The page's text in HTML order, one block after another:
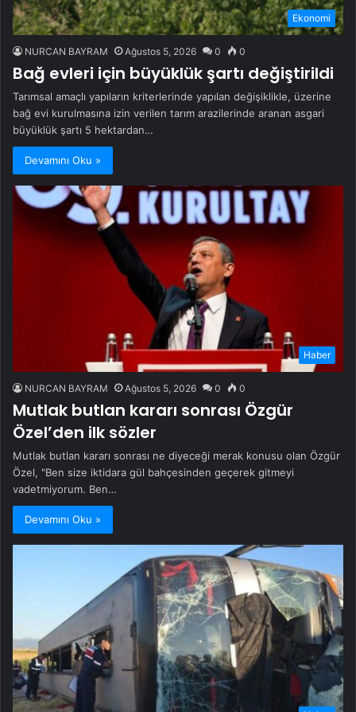
Ekonomi
NURCAN BAYRAM Ağustos 5, 2026 0 0
Bağ evleri için büyüklük şartı değiştirildi
Tarımsal amaçlı yapıların kriterlerinde yapılan değişiklikle, üzerine
bağ evi kurulmasına izin verilen tarım arazilerinde aranan asgari
büyüklük şartı 5 hektardan…
Devamını Oku »
Haber
NURCAN BAYRAM Ağustos 5, 2026 0 0
Mutlak butlan kararı sonrası Özgür
Özel’den ilk sözler
Mutlak butlan kararı sonrası ne diyeceği merak konusu olan Özgür
Özel, "Ben size iktidara gül bahçesinden geçerek gitmeyi
vadetmiyorum. Ben…
Devamını Oku »